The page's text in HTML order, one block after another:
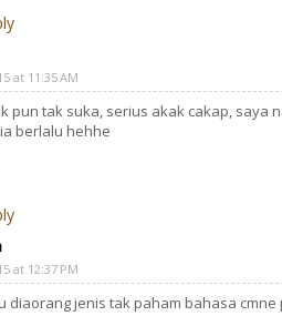
at 11:35 AM
pun tak suka, serius akak cakap, saya
berlalu hehhe
at 12:37 PM
diaorang jenis tak paham bahasa cmne